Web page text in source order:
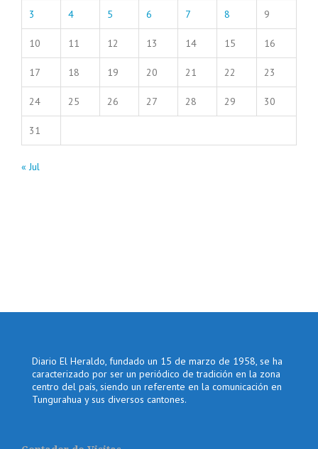
3 4 5 6 7 8 9
10 11 12 13 14 15 16
17 18 19 20 21 22 23
24 25 26 27 28 29 30
31
« Jul
Diario El Heraldo, fundado un 15 de marzo de 1958, se ha
caracterizado por ser un periódico de tradición en la zona
centro del país, siendo un referente en la comunicación en
Tungurahua y sus diversos cantones.